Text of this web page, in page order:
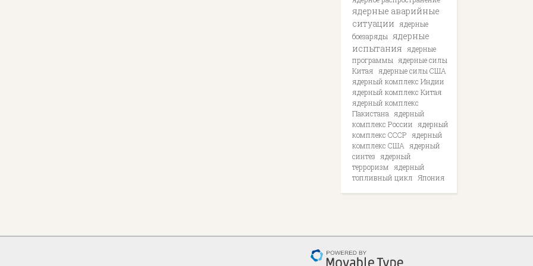
ядерные аварийные
ситуации
ядерные
боезаряды ядерные
испытания
ядерные
программы
ядерные силы
Китая
ядерные силы США
ядерный комплекс Индии
ядерный комплекс Китая
ядерный комплекс
Пакистана
ядерный
комплекс России
ядерный
комплекс СССР
ядерный
комплекс США
ядерный
синтез
ядерный
терроризм
ядерный
топливный цикл
Япония